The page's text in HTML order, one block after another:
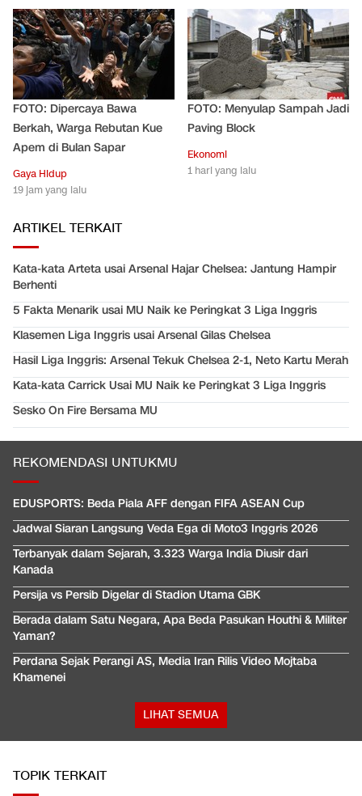
FOTO: Dipercaya Bawa
Berkah, Warga Rebutan Kue
Apem di Bulan Sapar
Gaya Hidup
19 jam yang lalu
FOTO: Menyulap Sampah Jadi
Paving Block
Ekonomi
1 hari yang lalu
ARTIKEL TERKAIT
Kata-kata Arteta usai Arsenal Hajar Chelsea: Jantung Hampir
Berhenti
5 Fakta Menarik usai MU Naik ke Peringkat 3 Liga Inggris
Klasemen Liga Inggris usai Arsenal Gilas Chelsea
Hasil Liga Inggris: Arsenal Tekuk Chelsea 2-1, Neto Kartu Merah
Kata-kata Carrick Usai MU Naik ke Peringkat 3 Liga Inggris
Sesko On Fire Bersama MU
REKOMENDASI UNTUKMU
EDUSPORTS: Beda Piala AFF dengan FIFA ASEAN Cup
Jadwal Siaran Langsung Veda Ega di Moto3 Inggris 2026
Terbanyak dalam Sejarah, 3.323 Warga India Diusir dari
Kanada
Persija vs Persib Digelar di Stadion Utama GBK
Berada dalam Satu Negara, Apa Beda Pasukan Houthi & Militer
Yaman?
Perdana Sejak Perangi AS, Media Iran Rilis Video Mojtaba
Khamenei
LIHAT SEMUA
TOPIK TERKAIT